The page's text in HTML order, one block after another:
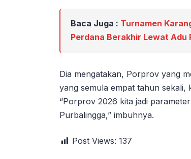
Baca Juga : Turnamen
Perdana Berakhir Lewat Adu
Dia mengatakan, Porprov yang
yang semula empat tahun sekali,
“Porprov 2026 kita jadi
Purbalingga,” imbuhnya.
Post Views: 137